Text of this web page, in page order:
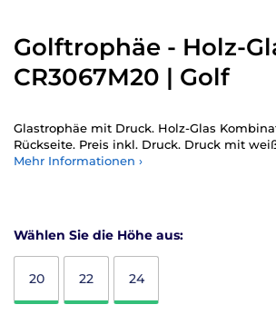
Golftrophäe - Holz-
CR3067M20 | Golf
Glastrophäe mit Druck. Holz-Glas
Rückseite. Preis inkl. Druck. Druck mit
Mehr Informationen ›
Wählen Sie die Höhe aus:
20 22 24